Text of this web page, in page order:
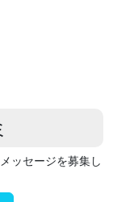
ッセージを募集し